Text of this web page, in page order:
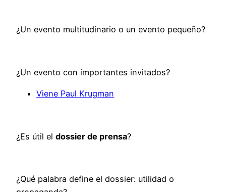
¿Un evento multitudinario o un evento pequeño?
¿Un evento con importantes invitados?
Viene Paul Krugman
¿Es útil el dossier de prensa?
¿Qué palabra define el dossier: utilidad o